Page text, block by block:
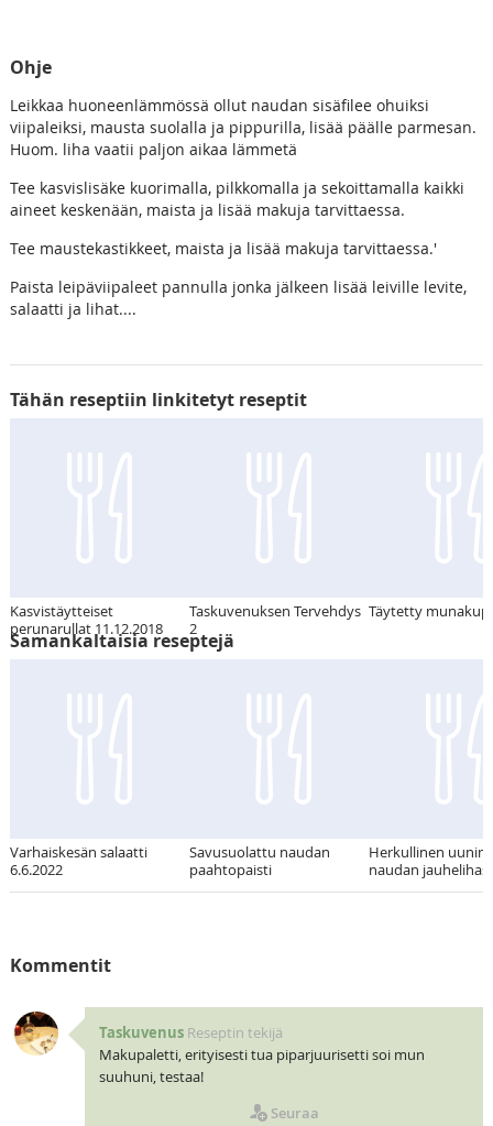
Ohje
Leikkaa huoneenlämmössä ollut naudan sisäfilee ohuiksi
viipaleiksi, mausta suolalla ja pippurilla, lisää päälle parmesan.
Huom. liha vaatii paljon aikaa lämmetä
Tee kasvislisäke kuorimalla, pilkkomalla ja sekoittamalla kaikki
aineet keskenään, maista ja lisää makuja tarvittaessa.
Tee maustekastikkeet, maista ja lisää makuja tarvittaessa.'
Paista leipäviipaleet pannulla jonka jälkeen lisää leiville levite,
salaatti ja lihat....
Tähän reseptiin linkitetyt reseptit
Kasvistäytteiset
perunarullat 11.12.2018
Taskuvenuksen Tervehdys
2
Täytetty
Samankaltaisia reseptejä
Varhaiskesän salaatti
6.6.2022
Savusuolattu naudan
paahtopaisti
Herkullinen
naudan
Kommentit
Taskuvenus Reseptin tekijä
Makupaletti, erityisesti tua piparjuurisetti soi mun
suuhuni, testaa!
Seuraa